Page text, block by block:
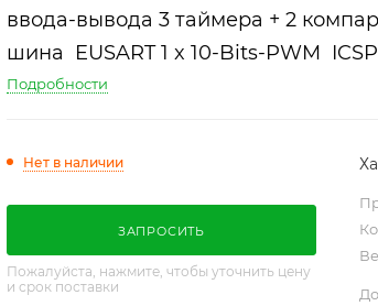
ввода-вывода 3 таймера + 2
шина EUSART 1 x 10-Bits-PWM ICSP
Подробности
Нет в наличии
ЗАПРОСИТЬ
Пожалуйста, нажмите, чтобы уточнить цену
и срок поставки